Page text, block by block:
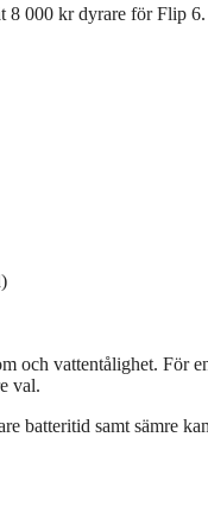
8 000 kr dyrare för Flip 6.
och vattentålighet. För
val.
batteritid samt sämre